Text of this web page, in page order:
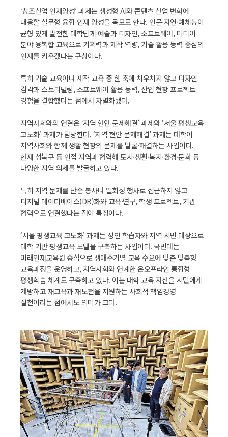
‘창조산업 인재양성’ 과제는 생성형 AI와 콘텐츠 산업 변화에
대응할 실무형 융합 인재 양성을 목표로 한다. 인문·자연·예체능이
균형 있게 발전한 대학답게 예술과 디자인, 소프트웨어, 미디어
분야 융복합 교육으로 기획력과 제작 역량, 기술 활용 능력 중심의
인재를 키우겠다는 구상이다.
특히 기술 교육이나 제작 교육 중 한 축에 치우치지 않고 디자인
감각과 스토리텔링, 소프트웨어 활용 능력, 산업 현장 프로젝트
경험을 결합했다는 점에서 차별화됐다.
지역사회와의 연결은 ‘지역 현안 문제해결’ 과제와 ‘서울 평생교육
고도화’ 과제가 담당한다. ‘지역 현안 문제해결’ 과제는 대학이
지역사회와 함께 생활 현장의 문제를 발굴·해결하는 사업이다.
현재 성북구 등 인접 지역과 협력해 도시·생활·복지·환경·문화 등
다양한 지역 의제를 발굴하고 있다.
특히 지역 문제를 단순 봉사나 일회성 행사로 접근하지 않고
디지털 데이터베이스(DB)화와 교육·연구, 학생 프로젝트, 기관
협력으로 연결했다는 점이 특징이다.
‘서울 평생교육 고도화’ 과제는 성인 학습자와 지역 시민 대상으로
대학 기반 평생교육 모델을 구축하는 사업이다. 국민대는
미래인재교육원 중심으로 생애주기별 교육 수요에 맞춘 맞춤형
교육과정을 운영하고, 지역사회와 연계한 온오프라인 통합형
평생학습 체계도 구축하고 있다. 이는 대학 교육 자산을 시민에게
개방하고 재교육과 재도전을 지원하는 사회적 책임경영
실천이라는 점에서도 의미가 크다.